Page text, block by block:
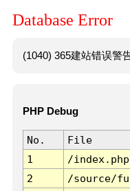
Database Error
(1040) 365建站错误警
PHP Debug
No. File
1
/index.php
2
/source/